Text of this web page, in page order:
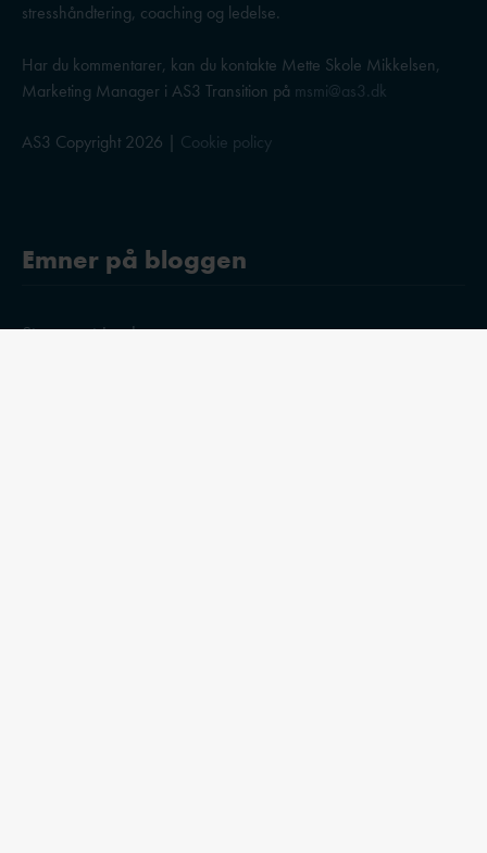
stresshåndtering, coaching og ledelse.
Har du kommentarer, kan du kontakte Mette Skole Mikkelsen,
Marketing Manager i AS3 Transition på msmi@as3.dk
AS3 Copyright 2026 | Cookie policy
Emner på bloggen
Stress og trivsel